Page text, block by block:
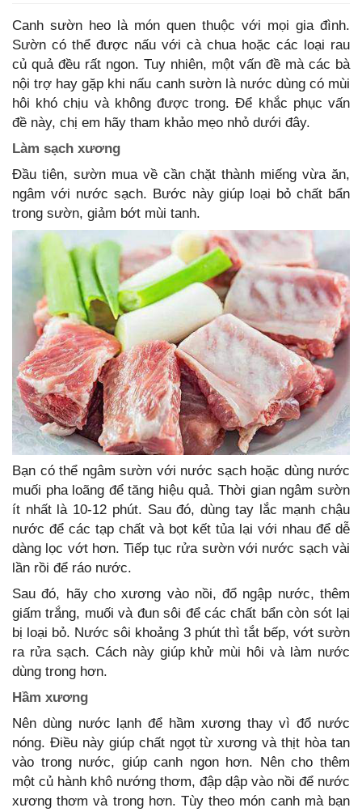
Canh sườn heo là món quen thuộc với mọi gia đình.
Sườn có thể được nấu với cà chua hoặc các loại rau
củ quả đều rất ngon. Tuy nhiên, một vấn đề mà các bà
nội trợ hay gặp khi nấu canh sườn là nước dùng có mùi
hôi khó chịu và không được trong. Để khắc phục vấn
đề này, chị em hãy tham khảo mẹo nhỏ dưới đây.
Làm sạch xương
Đầu tiên, sườn mua về cần chặt thành miếng vừa ăn,
ngâm với nước sạch. Bước này giúp loại bỏ chất bẩn
trong sườn, giảm bớt mùi tanh.
Bạn có thể ngâm sườn với nước sạch hoặc dùng nước
muối pha loãng để tăng hiệu quả. Thời gian ngâm sườn
ít nhất là 10-12 phút. Sau đó, dùng tay lắc mạnh chậu
nước để các tạp chất và bọt kết tủa lại với nhau để dễ
dàng lọc vớt hơn. Tiếp tục rửa sườn với nước sạch vài
lần rồi để ráo nước.
Sau đó, hãy cho xương vào nồi, đổ ngập nước, thêm
giấm trắng, muối và đun sôi để các chất bẩn còn sót lại
bị loại bỏ. Nước sôi khoảng 3 phút thì tắt bếp, vớt sườn
ra rửa sạch. Cách này giúp khử mùi hôi và làm nước
dùng trong hơn.
Hầm xương
Nên dùng nước lạnh để hầm xương thay vì đổ nước
nóng. Điều này giúp chất ngọt từ xương và thịt hòa tan
vào trong nước, giúp canh ngon hơn. Nên cho thêm
một củ hành khô nướng thơm, đập dập vào nồi để nước
xương thơm và trong hơn. Tùy theo món canh mà bạn